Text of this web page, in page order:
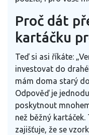
Proč dát
kartáčku
Teď si asi říkáte:
investovat do
mám doma starý
Odpověď je
poskytnout
než běžný
zajišťuje, že se